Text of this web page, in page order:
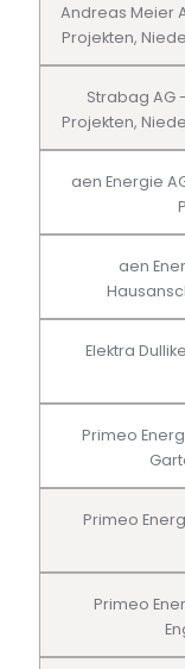
Andreas Meier
Projekten,
Strabag AG
Projekten,
aen Energie
aen
Elektra
Primeo
Primeo
Primeo